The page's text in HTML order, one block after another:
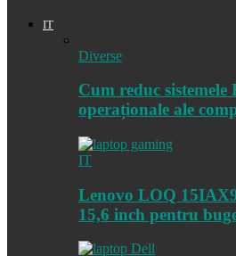
IT
Diverse
Cum reduc sistemele
operaționale ale
IT
Lenovo LOQ
15,6 inch pentru